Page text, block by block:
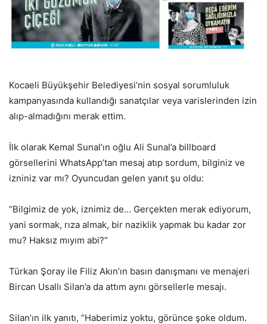
Kocaeli Büyükşehir Belediyesi’nin sosyal sorumluluk
kampanyasında kullandığı sanatçılar veya varislerinden izin
alıp-almadığını merak ettim.
İlk olarak Kemal Sunal’ın oğlu Ali Sunal’a billboard
görsellerini WhatsApp’tan mesaj atıp sordum, bilginiz ve
izniniz var mı? Oyuncudan gelen yanıt şu oldu:
“Bilgimiz de yok, iznimiz de… Gerçekten merak ediyorum,
yani sormak, rıza almak, bir naziklik yapmak bu kadar zor
mu? Haksız mıyım abi?”
Türkan Şoray ile Filiz Akın’ın basın danışmanı ve menajeri
Bircan Usallı Silan’a da attım aynı görsellerle mesajı.
Silan’ın ilk yanıtı, “Haberimiz yoktu, görünce şoke oldum.